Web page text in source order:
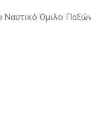
Ναυτικό Όμιλο